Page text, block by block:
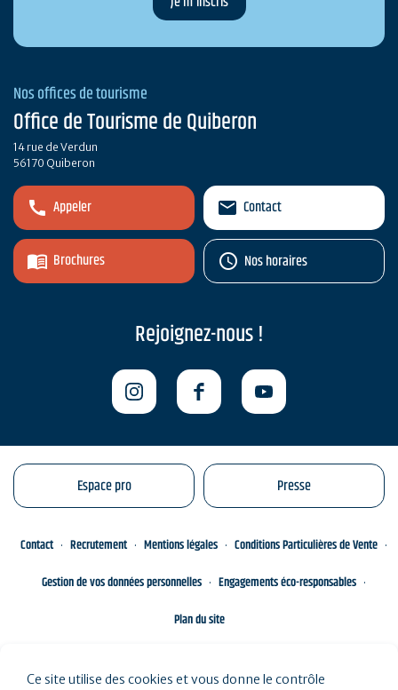
Nos offices de tourisme
Office de Tourisme de Quiberon
14 rue de Verdun
56170 Quiberon
Appeler
Brochures
Contact
Nos horaires
Rejoignez-nous !
Espace pro Presse
Contact Recrutement Mentions légales
Conditions Particulières de Vente
Gestion de vos données personnelles
Engagements éco-responsables
Plan du site
Ce site utilise des cookies et vous donne le contrôle